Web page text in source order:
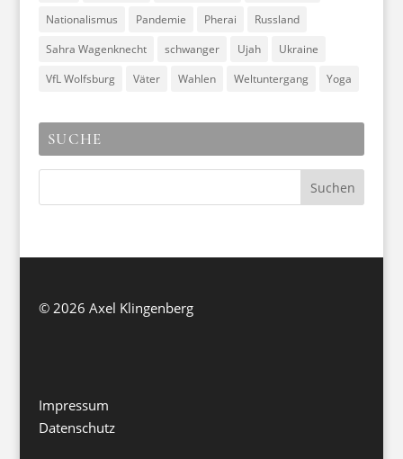
Nationalismus
Pandemie Pherai
Russland
Sahra Wagenknecht
schwanger Ujah
Ukraine
VfL Wolfsburg
Väter Wahlen Weltuntergang Yoga
SUCHE
© 2026 Axel Klingenberg
Impressum
Datenschutz